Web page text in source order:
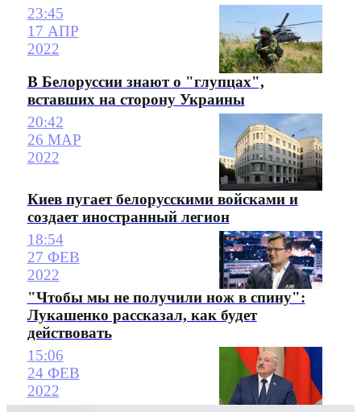
23:45
17 АПР
2022
В Белоруссии знают о "глупцах",
вставших на сторону Украины
20:42
26 МАР
2022
Киев пугает белорусскими войсками и
создает иностранный легион
18:54
27 ФЕВ
2022
"Чтобы мы не получили нож в спину":
Лукашенко рассказал, как будет
действовать
15:06
24 ФЕВ
2022